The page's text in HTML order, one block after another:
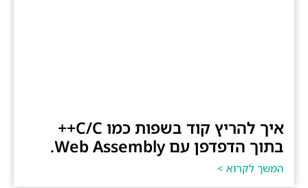
איך להריץ קוד בשפות כמו C/C++
בתוך הדפדפן עם Web Assembly.
המשך לקרוא >